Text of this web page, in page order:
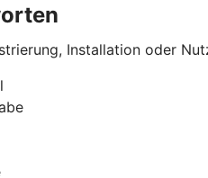
Installation oder